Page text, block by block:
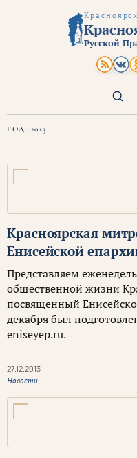
Русской
ГОД: 2013
Красноярская
Енисейской
Представляем
общественной жизни
посвященный
декабря был
eniseyep.ru.
27.12.2013
Новости